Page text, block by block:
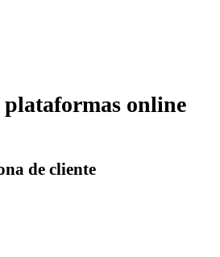
plataformas online
de cliente